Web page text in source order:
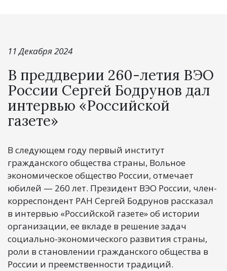
11 Декабря 2024
В преддверии 260-летия ВЭО
России Сергей Бодрунов дал
интервью «Российской
газете»
В следующем году первый институт
гражданского общества страны, Вольное
экономическое общество России, отмечает
юбилей — 260 лет. Президент ВЭО России, член-
корреспондент РАН Сергей Бодрунов рассказал
в интервью «Российской газете» об истории
организации, ее вкладе в решение задач
социально-экономического развития страны,
роли в становлении гражданского общества в
России и преемственности традиций.